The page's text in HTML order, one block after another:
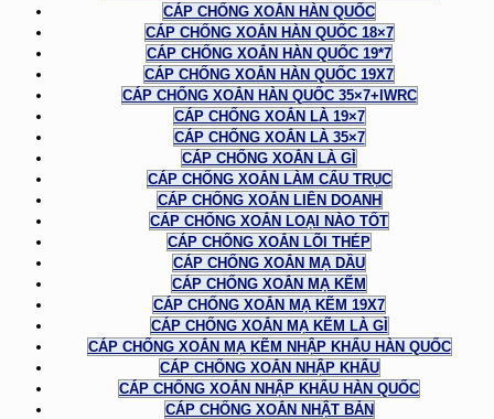
CÁP CHỐNG XOẮN HÀN QUỐC
CÁP CHỐNG XOẮN HÀN QUỐC 18×7
CÁP CHỐNG XOẮN HÀN QUỐC 19*7
CÁP CHỐNG XOẮN HÀN QUỐC 19X7
CÁP CHỐNG XOẮN HÀN QUỐC 35×7+IWRC
CÁP CHỐNG XOẮN LÀ 19×7
CÁP CHỐNG XOẮN LÀ 35×7
CÁP CHỐNG XOẮN LÀ GÌ
CÁP CHỐNG XOẮN LÀM CẨU TRỤC
CÁP CHỐNG XOẮN LIÊN DOANH
CÁP CHỐNG XOẮN LOẠI NÀO TỐT
CÁP CHỐNG XOẮN LÕI THÉP
CÁP CHỐNG XOẮN MẠ DẦU
CÁP CHỐNG XOẮN MẠ KẼM
CÁP CHỐNG XOẮN MẠ KẼM 19X7
CÁP CHỐNG XOẮN MẠ KẼM LÀ GÌ
CÁP CHỐNG XOẮN MẠ KẼM NHẬP KHẨU HÀN QUỐC
CÁP CHỐNG XOẮN NHẬP KHẨU
CÁP CHỐNG XOẮN NHẬP KHẨU HÀN QUỐC
CÁP CHỐNG XOẮN NHẬT BẢN